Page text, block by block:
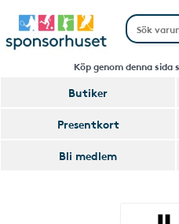
Köp genom denna
Butiker
Presentkort
Bli medlem